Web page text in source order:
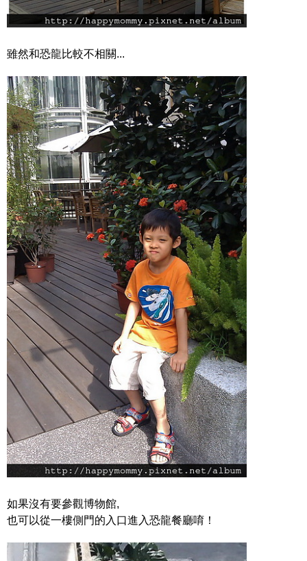
雖然和恐龍比較不相關...
如果沒有要參觀博物館,
也可以從一樓側門的入口進入恐龍餐廳唷！